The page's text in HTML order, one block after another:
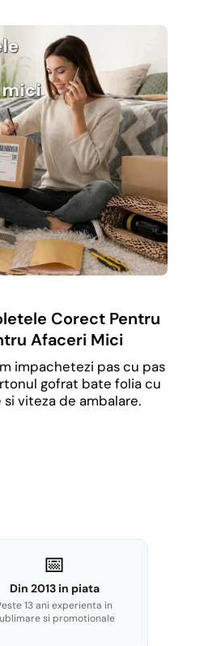
Corect Pentru
Afaceri Mici
impachetezi pas cu pas
gofrat bate folia cu
viteza de ambalare.
📅
Din 2013 in piata
13 ani experienta in
si promotionale